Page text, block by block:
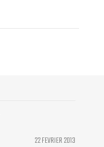
22 FEVRIER 2013